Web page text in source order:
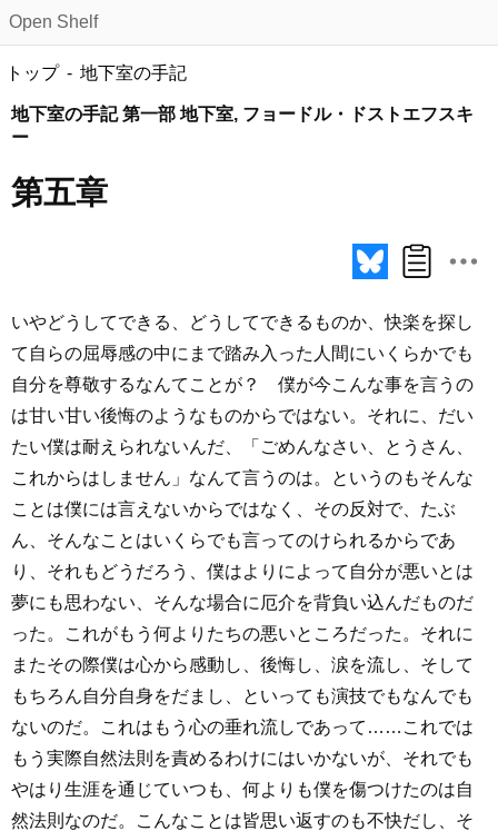
Open Shelf
トップ 地下室の手記
地下室の手記 第一部 地下室, フョードル・ドストエフスキ
ー
第五章
いやどうしてできる、どうしてできるものか、快楽を探し
て自らの屈辱感の中にまで踏み入った人間にいくらかでも
自分を尊敬するなんてことが？ 僕が今こんな事を言うの
は甘い甘い後悔のようなものからではない。それに、だい
たい僕は耐えられないんだ、「ごめんなさい、とうさん、
これからはしません」なんて言うのは。というのもそんな
ことは僕には言えないからではなく、その反対で、たぶ
ん、そんなことはいくらでも言ってのけられるからであ
り、それもどうだろう、僕はよりによって自分が悪いとは
夢にも思わない、そんな場合に厄介を背負い込んだものだ
った。これがもう何よりたちの悪いところだった。それに
またその際僕は心から感動し、後悔し、涙を流し、そして
もちろん自分自身をだまし、といっても演技でもなんでも
ないのだ。これはもう心の垂れ流しであって……これでは
もう実際自然法則を責めるわけにはいかないが、それでも
やはり生涯を通じていつも、何よりも僕を傷つけたのは自
然法則なのだ。こんなことは皆思い返すのも不快だし、そ